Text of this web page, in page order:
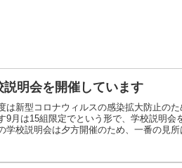
説明会を開催しています
は新型コロナウィルスの感染拡大防止の
9月は15組限定でという形で、学校説明
学校説明会は夕方開催のため、一番の見